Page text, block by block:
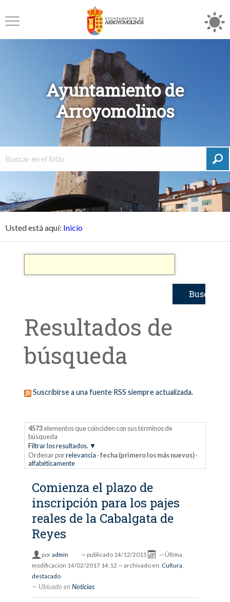
Ayuntamiento de
Arroyomolinos
Usted está aquí: Inicio
Resultados de
búsqueda
Suscribirse a una fuente RSS siempre actualizada.
4573elementos que coinciden con sus términos de
búsqueda
Filtrar los resultados.
Ordenar porrelevancia ·fecha (primero los más nuevos) ·
alfabéticamente
Comienza el plazo de
inscripción para los pajes
reales de la Cabalgata de
Reyes
poradmin — publicado 14/12/2015 — Última
modificación 14/02/2017 14:12 — archivado en: Cultura
destacado
Ubicado en Noticias